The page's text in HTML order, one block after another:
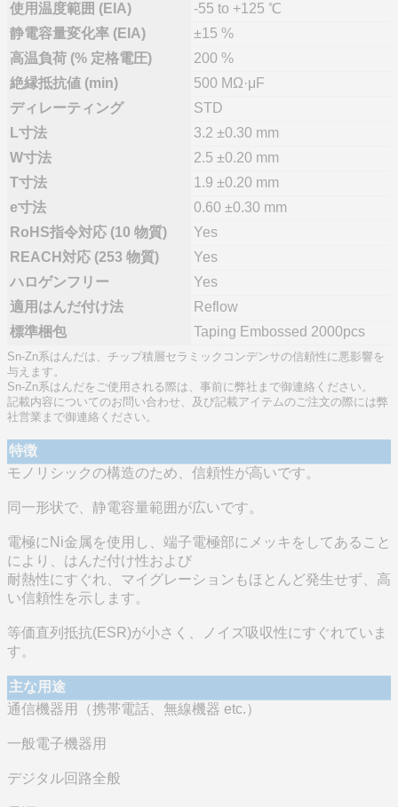
使用温度範囲 (EIA)
-55 to +125 ℃
静電容量変化率 (EIA)
±15 %
高温負荷 (% 定格電圧)
200 %
絶縁抵抗値 (min)
500 MΩ·μF
ディレーティング
STD
L寸法
3.2 ±0.30 mm
W寸法
2.5 ±0.20 mm
T寸法
1.9 ±0.20 mm
e寸法
0.60 ±0.30 mm
RoHS指令対応 (10 物質)
Yes
REACH対応 (253 物質)
Yes
ハロゲンフリー
Yes
適用はんだ付け法
Reflow
標準梱包
Taping Embossed 2000pcs
Sn-Zn系はんだは、チップ積層セラミックコンデンサの信頼性に悪影響を
与えます。
Sn-Zn系はんだをご使用される際は、事前に弊社まで御連絡ください。
記載内容についてのお問い合わせ、及び記載アイテムのご注文の際には弊
社営業まで御連絡ください。
特徴
モノリシックの構造のため、信頼性が高いです。
同一形状で、静電容量範囲が広いです。
電極にNi金属を使用し、端子電極部にメッキをしてあること
により、はんだ付け性および
耐熱性にすぐれ、マイグレーションもほとんど発生せず、高
い信頼性を示します。
等価直列抵抗(ESR)が小さく、ノイズ吸収性にすぐれていま
す。
主な用途
通信機器用（携帯電話、無線機器 etc.）
一般電子機器用
デジタル回路全般